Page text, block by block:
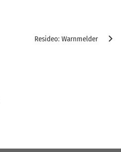
Resideo: Warnmelder